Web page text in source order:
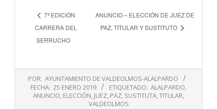
7ª EDICIÓN
CARRERA DEL
SERRUCHO
ANUNCIO – ELECCIÓN DE JUEZ DE
PAZ, TITULAR Y SUSTITUTO
POR: AYUNTAMIENTO DE VALDEOLMOS-ALALPARDO
FECHA: 25 ENERO 2019 ETIQUETADO: ALALPARDO,
ANUNCIO, ELECCIÓN, JUEZ, PAZ, SUSTITUTA,TITULAR,
VALDEOLMOS